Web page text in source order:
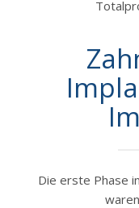
Die erste Phase